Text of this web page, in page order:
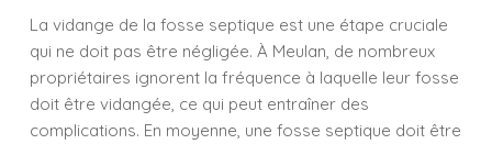
La vidange de la fosse septique est une étape cruciale
qui ne doit pas être négligée. À Meulan, de nombreux
propriétaires ignorent la fréquence à laquelle leur fosse
doit être vidangée, ce qui peut entraîner des
complications. En moyenne, une fosse septique doit être